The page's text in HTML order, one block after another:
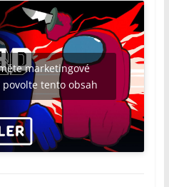
marketingové
tento obsah